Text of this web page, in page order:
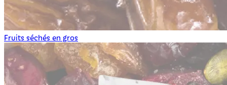
Fruits séchés en gros